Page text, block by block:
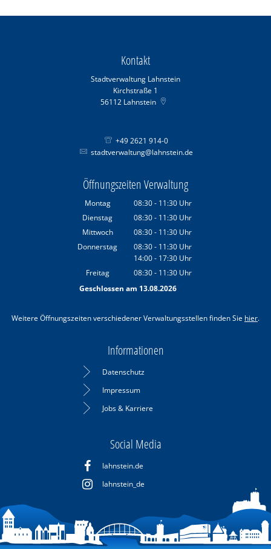
Kontakt
Stadtverwaltung Lahnstein
Kirchstraße 1
56112 Lahnstein
+49 2621 914-0
stadtverwaltung@lahnstein.de
Öffnungszeiten Verwaltung
Montag 08:30- 11:30 Uhr
Von 08:30 bis 11:30 Uhr
Dienstag 08:30- 11:30 Uhr
Von 08:30 bis 11:30 Uhr
Mittwoch 08:30- 11:30 Uhr
Von 08:30 bis 11:30 Uhr
Donnerstag 08:30- 11:30 Uhr
Von 08:30 bis 11:30 Uhr
14:00- 17:30 Uhr
Von 14:00 bis 17:30 Uhr
Freitag 08:30- 11:30 Uhr
Von 08:30 bis 11:30 Uhr
Geschlossen am 13.08.2026
Weitere Öffnungszeiten verschiedener Verwaltungsstellen finden Sie hier.
Informationen
Datenschutz
Impressum
Jobs & Karriere
Social Media
lahnstein.de
lahnstein_de